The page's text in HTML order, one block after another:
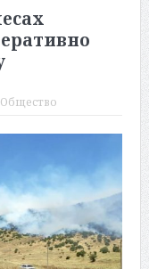
Общество